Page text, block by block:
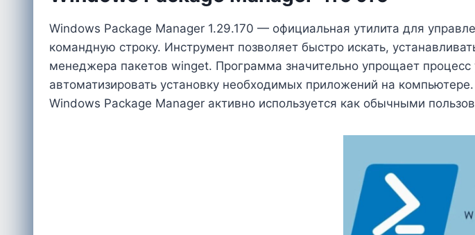
Windows Package Manager 1.29.170 — официальная утилита для
командную строку. Инструмент позволяет быстро искать,
менеджера пакетов winget. Программа значительно упрощает
автоматизировать установку необходимых приложений на
Windows Package Manager активно используется как обычными